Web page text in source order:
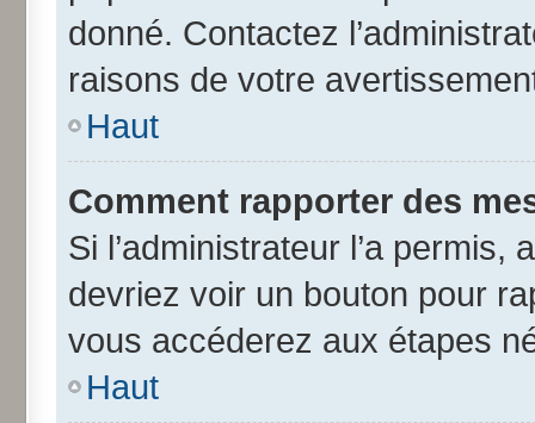
donné. Contactez
raisons de votre
Haut
Comment rapporter des
Si l’administrateur l’a
devriez voir un bouton pour
vous accéderez aux étapes
Haut